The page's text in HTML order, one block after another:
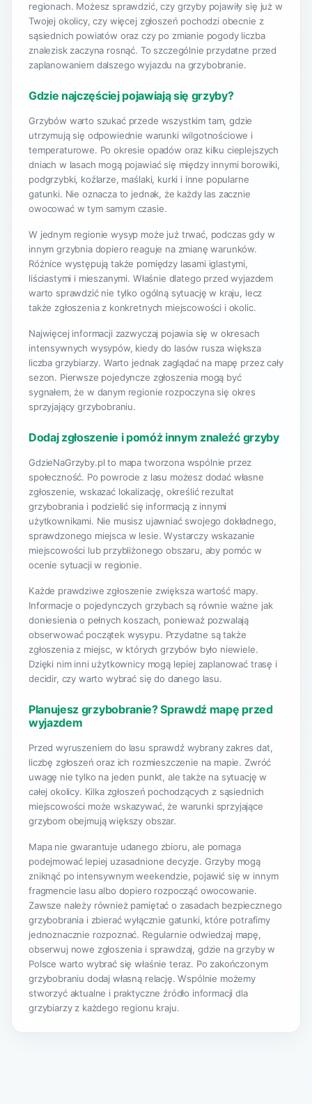
regionach. Możesz sprawdzić, czy grzyby pojawiły się już w
Twojej okolicy, czy więcej zgłoszeń pochodzi obecnie z
sąsiednich powiatów oraz czy po zmianie pogody liczba
znalezisk zaczyna rosnąć. To szczególnie przydatne przed
zaplanowaniem dalszego wyjazdu na grzybobranie.
Gdzie najczęściej pojawiają się grzyby?
Grzybów warto szukać przede wszystkim tam, gdzie
utrzymują się odpowiednie warunki wilgotnościowe i
temperaturowe. Po okresie opadów oraz kilku cieplejszych
dniach w lasach mogą pojawiać się między innymi borowiki,
podgrzybki, koźlarze, maślaki, kurki i inne popularne
gatunki. Nie oznacza to jednak, że każdy las zacznie
owocować w tym samym czasie.
W jednym regionie wysyp może już trwać, podczas gdy w
innym grzybnia dopiero reaguje na zmianę warunków.
Różnice występują także pomiędzy lasami iglastymi,
liściastymi i mieszanymi. Właśnie dlatego przed wyjazdem
warto sprawdzić nie tylko ogólną sytuację w kraju, lecz
także zgłoszenia z konkretnych miejscowości i okolic.
Najwięcej informacji zazwyczaj pojawia się w okresach
intensywnych wysypów, kiedy do lasów rusza większa
liczba grzybiarzy. Warto jednak zaglądać na mapę przez cały
sezon. Pierwsze pojedyncze zgłoszenia mogą być
sygnałem, że w danym regionie rozpoczyna się okres
sprzyjający grzybobraniu.
Dodaj zgłoszenie i pomóż innym znaleźć grzyby
GdzieNaGrzyby.pl to mapa tworzona wspólnie przez
społeczność. Po powrocie z lasu możesz dodać własne
zgłoszenie, wskazać lokalizację, określić rezultat
grzybobrania i podzielić się informacją z innymi
użytkownikami. Nie musisz ujawniać swojego dokładnego,
sprawdzonego miejsca w lesie. Wystarczy wskazanie
miejscowości lub przybliżonego obszaru, aby pomóc w
ocenie sytuacji w regionie.
Każde prawdziwe zgłoszenie zwiększa wartość mapy.
Informacje o pojedynczych grzybach są równie ważne jak
doniesienia o pełnych koszach, ponieważ pozwalają
obserwować początek wysypu. Przydatne są także
zgłoszenia z miejsc, w których grzybów było niewiele.
Dzięki nim inni użytkownicy mogą lepiej zaplanować trasę i
decidir, czy warto wybrać się do danego lasu.
Planujesz grzybobranie? Sprawdź mapę przed
wyjazdem
Przed wyruszeniem do lasu sprawdź wybrany zakres dat,
liczbę zgłoszeń oraz ich rozmieszczenie na mapie. Zwróć
uwagę nie tylko na jeden punkt, ale także na sytuację w
całej okolicy. Kilka zgłoszeń pochodzących z sąsiednich
miejscowości może wskazywać, że warunki sprzyjające
grzybom obejmują większy obszar.
Mapa nie gwarantuje udanego zbioru, ale pomaga
podejmować lepiej uzasadnione decyzje. Grzyby mogą
zniknąć po intensywnym weekendzie, pojawić się w innym
fragmencie lasu albo dopiero rozpocząć owocowanie.
Zawsze należy również pamiętać o zasadach bezpiecznego
grzybobrania i zbierać wyłącznie gatunki, które potrafimy
jednoznacznie rozpoznać. Regularnie odwiedzaj mapę,
obserwuj nowe zgłoszenia i sprawdzaj, gdzie na grzyby w
Polsce warto wybrać się właśnie teraz. Po zakończonym
grzybobraniu dodaj własną relację. Wspólnie możemy
stworzyć aktualne i praktyczne źródło informacji dla
grzybiarzy z każdego regionu kraju.